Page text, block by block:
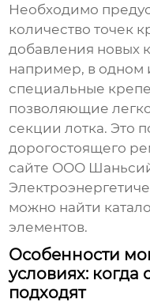
Необходимо
количество точек
добавления новых
например, в одном
специальные
позволяющие
секции лотка. Это
дорогостоящего
сайте ООО
можно найти
элементов.
Особенности
условиях:
подходят